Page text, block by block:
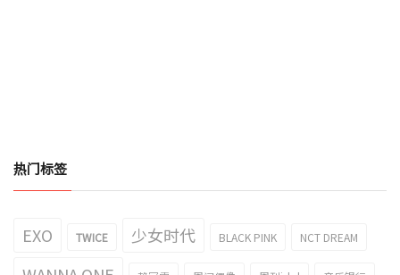
热门标签
EXO TWICE 少女时代 BLACK PINK NCT DREAM